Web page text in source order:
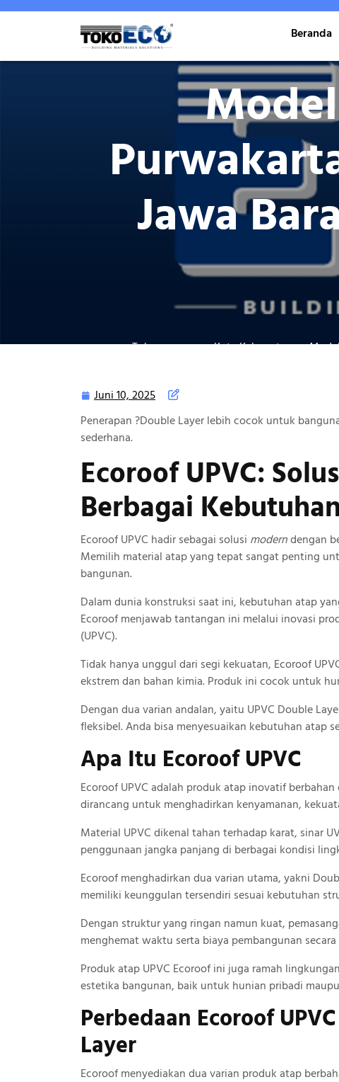
Skip
Beranda
Jawa
Tokoeco.com>>Kota Kabupaten>>
Juni 10, 2025 Juni
10,
Penerapan ?Double Layer lebih cocok untuk
sederhana.
Ecoroof UPVC:
Berbagai
Ecoroof UPVC hadir sebagai solusi moderndengan
Memilih material atap yang tepat sangat penting
bangunan.
Dalam dunia konstruksi saat ini, kebutuhan atap
Ecoroof menjawab tantangan ini melalui inovasi
(UPVC).
Tidak hanya unggul dari segi kekuatan, Ecoroof
ekstrem dan bahan kimia. Produk ini cocok untuk
Dengan dua varian andalan, yaitu UPVC Double
fleksibel. Anda bisa menyesuaikan kebutuhan atap
Apa Itu Ecoroof UPVC
Ecoroof UPVC adalah produk atap inovatif
dirancang untuk menghadirkan kenyamanan,
Material UPVC dikenal tahan terhadap karat, sinar
penggunaan jangka panjang di berbagai kondisi
Ecoroof menghadirkan dua varian utama, yakni
memiliki keunggulan tersendiri sesuai kebutuhan
Dengan struktur yang ringan namun kuat,
menghemat waktu serta biaya pembangunan secara
Produk atap UPVC Ecoroof ini juga ramah
estetika bangunan, baik untuk hunian pribadi
Perbedaan Ecoroof
Layer
Ecoroof menyediakan dua varian produk atap